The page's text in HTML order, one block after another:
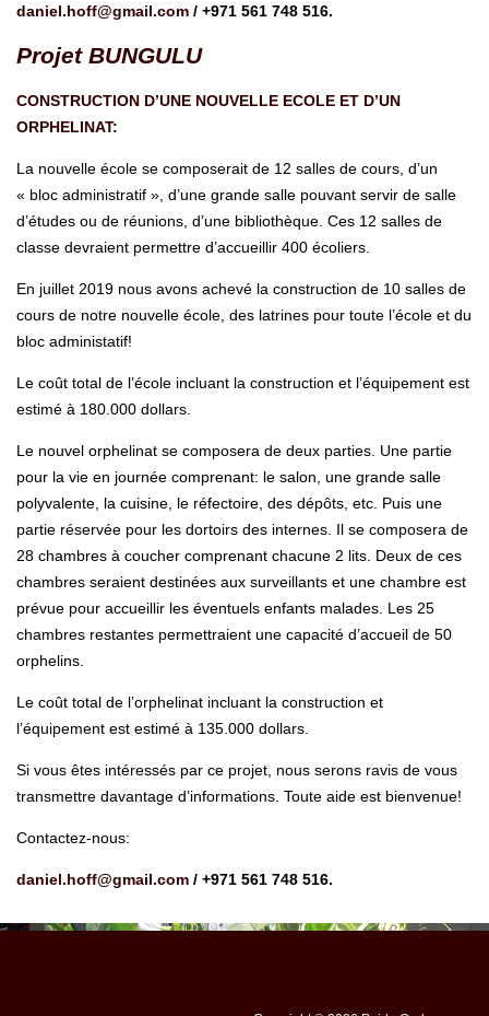
daniel.hoff@gmail.com / +971 561 748 516.
Projet BUNGULU
CONSTRUCTION D’UNE NOUVELLE ECOLE ET D’UN
ORPHELINAT:
La nouvelle école se composerait de 12 salles de cours, d’un
« bloc administratif », d’une grande salle pouvant servir de salle
d’études ou de réunions, d’une bibliothèque. Ces 12 salles de
classe devraient permettre d’accueillir 400 écoliers.
En juillet 2019 nous avons achevé la construction de 10 salles de
cours de notre nouvelle école, des latrines pour toute l’école et du
bloc administatif!
Le coût total de l’école incluant la construction et l’équipement est
estimé à 180.000 dollars.
Le nouvel orphelinat se composera de deux parties. Une partie
pour la vie en journée comprenant: le salon, une grande salle
polyvalente, la cuisine, le réfectoire, des dépôts, etc. Puis une
partie réservée pour les dortoirs des internes. Il se composera de
28 chambres à coucher comprenant chacune 2 lits. Deux de ces
chambres seraient destinées aux surveillants et une chambre est
prévue pour accueillir les éventuels enfants malades. Les 25
chambres restantes permettraient une capacité d’accueil de 50
orphelins.
Le coût total de l’orphelinat incluant la construction et
l’équipement est estimé à 135.000 dollars.
Si vous êtes intéressés par ce projet, nous serons ravis de vous
transmettre davantage d’informations. Toute aide est bienvenue!
Contactez-nous:
daniel.hoff@gmail.com / +971 561 748 516.